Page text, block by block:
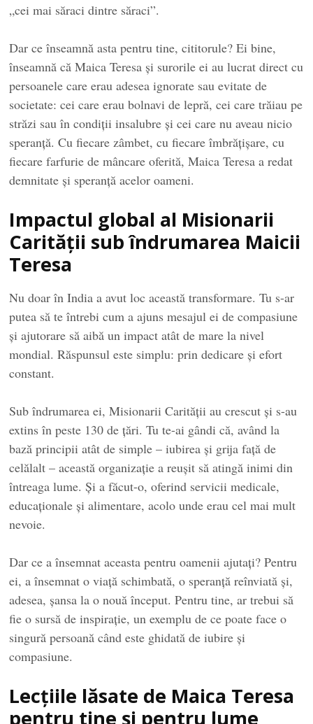
„cei mai săraci dintre săraci”.
Dar ce înseamnă asta pentru tine, cititorule? Ei bine,
înseamnă că Maica Teresa și surorile ei au lucrat direct cu
persoanele care erau adesea ignorate sau evitate de
societate: cei care erau bolnavi de lepră, cei care trăiau pe
străzi sau în condiții insalubre și cei care nu aveau nicio
speranță. Cu fiecare zâmbet, cu fiecare îmbrățișare, cu
fiecare farfurie de mâncare oferită, Maica Teresa a redat
demnitate și speranță acelor oameni.
Impactul global al Misionarii
Carității sub îndrumarea Maicii
Teresa
Nu doar în India a avut loc această transformare. Tu s-ar
putea să te întrebi cum a ajuns mesajul ei de compasiune
și ajutorare să aibă un impact atât de mare la nivel
mondial. Răspunsul este simplu: prin dedicare și efort
constant.
Sub îndrumarea ei, Misionarii Carității au crescut și s-au
extins în peste 130 de țări. Tu te-ai gândi că, având la
bază principii atât de simple – iubirea și grija față de
celălalt – această organizație a reușit să atingă inimi din
întreaga lume. Și a făcut-o, oferind servicii medicale,
educaționale și alimentare, acolo unde erau cel mai mult
nevoie.
Dar ce a însemnat aceasta pentru oamenii ajutați? Pentru
ei, a însemnat o viață schimbată, o speranță reînviată și,
adesea, șansa la o nouă început. Pentru tine, ar trebui să
fie o sursă de inspirație, un exemplu de ce poate face o
singură persoană când este ghidată de iubire și
compasiune.
Lecțiile lăsate de Maica Teresa
pentru tine și pentru lume